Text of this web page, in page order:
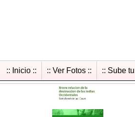
:: Inicio :: :: Ver Fotos :: :: Sube